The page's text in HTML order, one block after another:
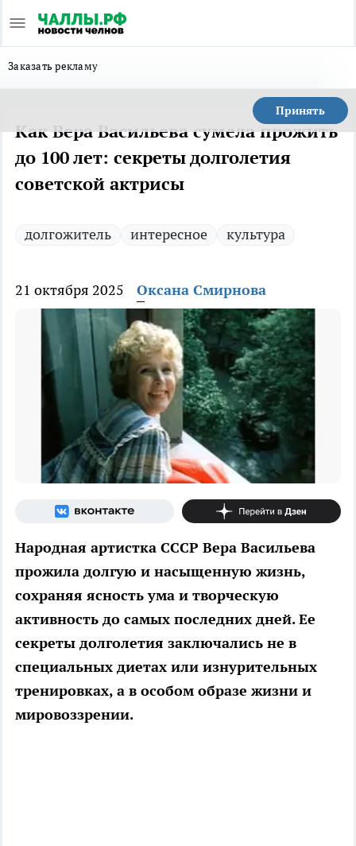
Заказать рекламу
Принять
Как Вера Васильева сумела прожить
до 100 лет: секреты долголетия
советской актрисы
долгожитель интересное культура
21 октября 2025 Оксана Смирнова
Народная артистка СССР Вера Васильева
прожила долгую и насыщенную жизнь,
сохраняя ясность ума и творческую
активность до самых последних дней. Ее
секреты долголетия заключались не в
специальных диетах или изнурительных
тренировках, а в особом образе жизни и
мировоззрении.